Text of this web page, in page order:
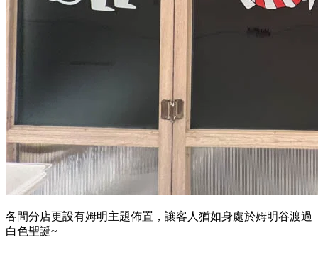
各間分店更設有姆明主題佈置，讓客人猶如身處於姆明谷渡過
白色聖誕~